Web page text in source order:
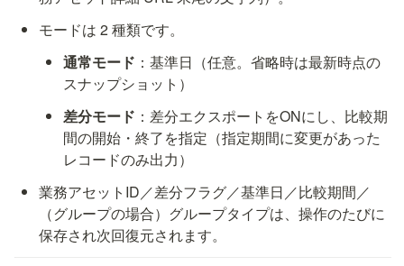
モードは 2 種類です。
通常モード ：基準日（任意。省略時は最新時点の
スナップショット）
差分モード ：差分エクスポートをONにし、比較期
間の開始・終了を指定（指定期間に変更があった
レコードのみ出力）
業務アセットID／差分フラグ／基準日／比較期間／
（グループの場合）グループタイプは、操作のたびに
保存され次回復元されます。